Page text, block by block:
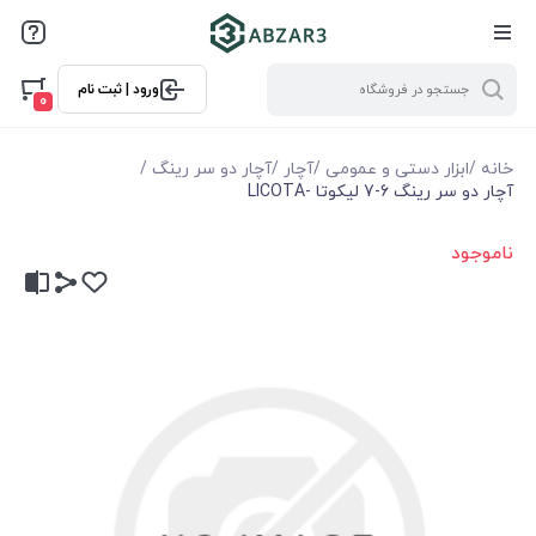
ورود | ثبت نام
0
خانه /ابزار دستی و عمومی /آچار /آچار دو سر رینگ /
آچار دو سر رينگ 6-7 ليكوتا -LICOTA
ناموجود